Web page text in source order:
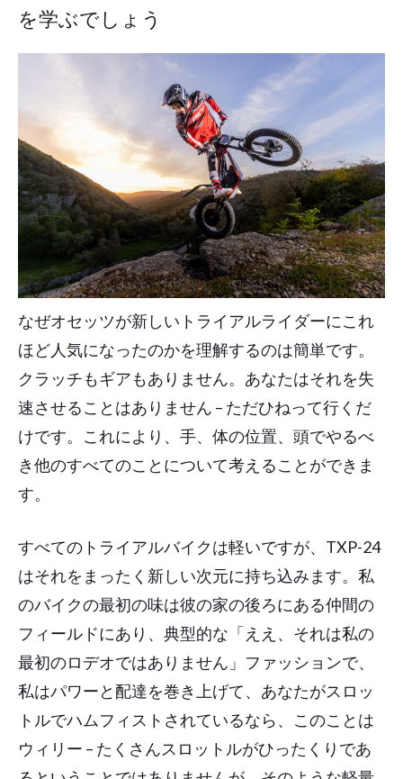
を学ぶでしょう
なぜオセッツが新しいトライアルライダーにこれ
ほど人気になったのかを理解するのは簡単です。
クラッチもギアもありません。あなたはそれを失
速させることはありません – ただひねって行くだ
けです。これにより、手、体の位置、頭でやるべ
き他のすべてのことについて考えることができま
す。
すべてのトライアルバイクは軽いですが、TXP-24
はそれをまったく新しい次元に持ち込みます。私
のバイクの最初の味は彼の家の後ろにある仲間の
フィールドにあり、典型的な「ええ、それは私の
最初のロデオではありません」ファッションで、
私はパワーと配達を巻き上げて、あなたがスロッ
トルでハムフィストされているなら、このことは
ウィリー – たくさんスロットルがひったくりであ